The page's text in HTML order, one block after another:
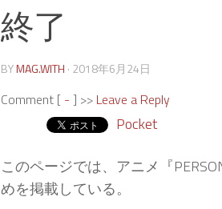
終了
BYMAG.WITH · 2018年6月24日
Comment [ - ] >> Leave a Reply
Pocket
このページでは、アニメ『
めを掲載している。